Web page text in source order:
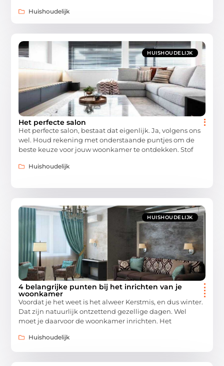
Huishoudelijk
HUISHOUDELIJK
Het perfecte salon
Het perfecte salon, bestaat dat eigenlijk. Ja, volgens ons
wel. Houd rekening met onderstaande puntjes om de
beste keuze voor jouw woonkamer te ontdekken. Stof
Huishoudelijk
HUISHOUDELIJK
4 belangrijke punten bij het inrichten van je
woonkamer
Voordat je het weet is het alweer Kerstmis, en dus winter.
Dat zijn natuurlijk ontzettend gezellige dagen. Wel
moet je daarvoor de woonkamer inrichten. Het
Huishoudelijk